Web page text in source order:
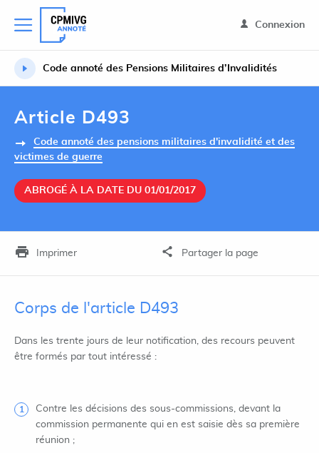
Connexion
Code annoté des Pensions Militaires d’Invalidités
Article D493
Code annoté des pensions militaires d'invalidité et des
victimes de guerre
ABROGÉ À LA DATE DU 01/01/2017
Imprimer Partager la page
Corps de l'article D493
Dans les trente jours de leur notification, des recours peuvent
être formés par tout intéressé :
Contre les décisions des sous-commissions, devant la
commission permanente qui en est saisie dès sa première
réunion ;